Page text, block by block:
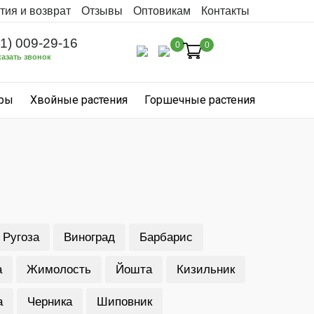
и возврат Отзывы Оптовикам Контакты
009-29-16
звонок
0 0
Хвойные растения Горшечные растения
Ругоза Виноград Барбарис
Жимолость Йошта Кизильник
Черника Шиповник